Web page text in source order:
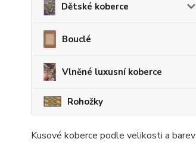
Dětské koberce
Bouclé
Vlněné luxusní koberce
Rohožky
Kusové koberce podle velikosti a barev